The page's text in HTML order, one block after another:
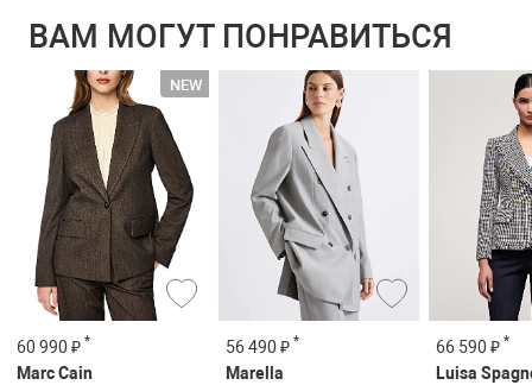
ВАМ МОГУТ ПОНРАВИТЬСЯ
60 990 ₽ *
Marc Cain
56 490 ₽ *
Marella
66 590 ₽ *
Luisa